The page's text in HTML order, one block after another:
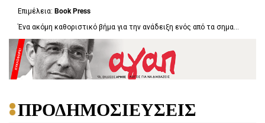
Επιμέλεια: Book Press
Ένα ακόμη καθοριστικό βήμα για την ανάδειξη ενός από τα σημα...
ΠΡΟΔΗΜΟΣΙΕΥΣΕΙΣ